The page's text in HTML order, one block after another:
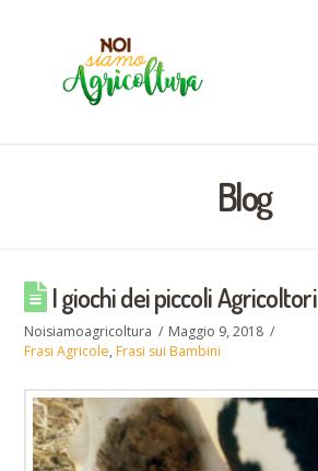
Blog
I giochi dei piccoli Agricoltori
Noisiamoagricoltura
Maggio 9, 2018
Frasi Agricole,Frasi sui Bambini